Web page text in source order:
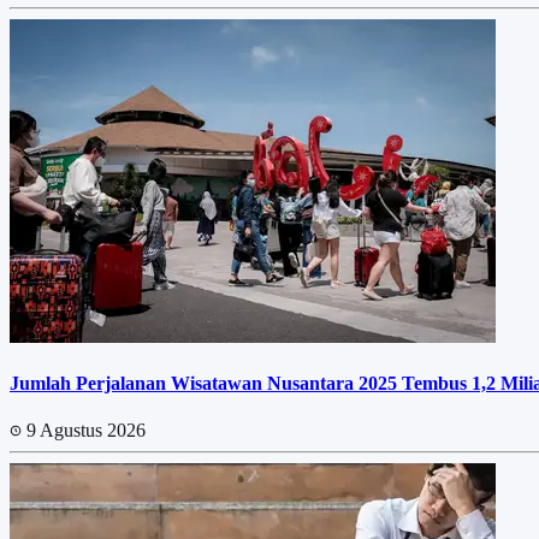
Jumlah Perjalanan Wisatawan Nusantara 2025 Tembus 1,2
9 Agustus 2026